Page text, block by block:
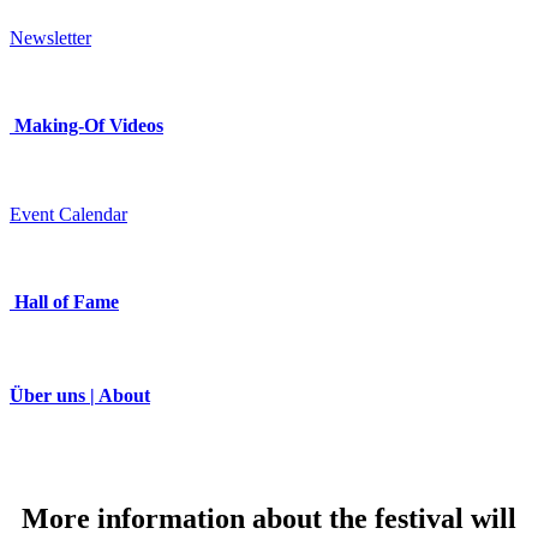
Newsletter
Making-Of Videos
Event Calendar
Hall of Fame
Über uns | About
More information about the festival will